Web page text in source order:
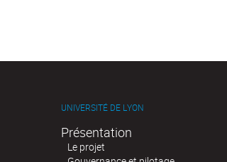
UNIVERSITÉ DE LYON
Présentation
Le projet